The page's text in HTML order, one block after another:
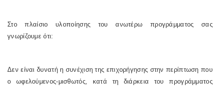
Στο πλαίσιο υλοποίησης του ανωτέρω προγράμματος σας
γνωρίζουμε ότι:
Δεν είναι δυνατή η συνέχιση της επιχορήγησης στην περίπτωση που
ο ωφελούμενος-μισθωτός, κατά τη διάρκεια του προγράμματος